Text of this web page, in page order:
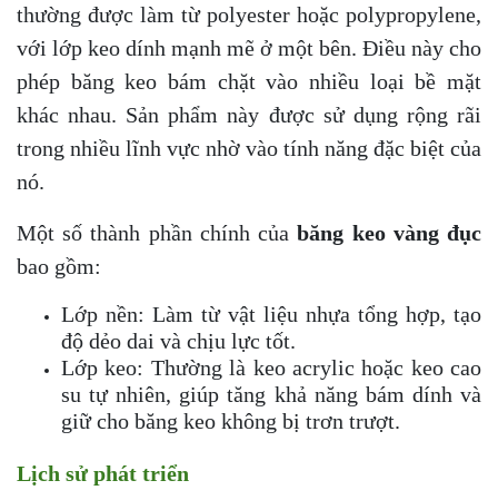
thường được làm từ polyester hoặc polypropylene,
với lớp keo dính mạnh mẽ ở một bên. Điều này cho
phép băng keo bám chặt vào nhiều loại bề mặt
khác nhau. Sản phẩm này được sử dụng rộng rãi
trong nhiều lĩnh vực nhờ vào tính năng đặc biệt của
nó.
Một số thành phần chính củabăng keo vàng đục
bao gồm:
Lớp nền: Làm từ vật liệu nhựa tổng hợp, tạo
độ dẻo dai và chịu lực tốt.
Lớp keo: Thường là keo acrylic hoặc keo cao
su tự nhiên, giúp tăng khả năng bám dính và
giữ cho băng keo không bị trơn trượt.
Lịch sử phát triển